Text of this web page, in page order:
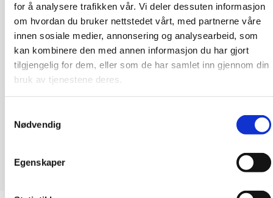
for å analysere trafikken vår. Vi deler dessuten informasjon
om hvordan du bruker nettstedet vårt, med partnerne våre
innen sosiale medier, annonsering og analysearbeid, som
kan kombinere den med annen informasjon du har gjort
tilgjengelig for dem, eller som de har samlet inn gjennom din
bruk av tjenestene deres.
Nødvendig
Egenskaper